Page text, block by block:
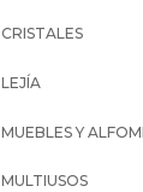
CRISTALES
LEJÍA
MUEBLES Y
MULTIUSOS